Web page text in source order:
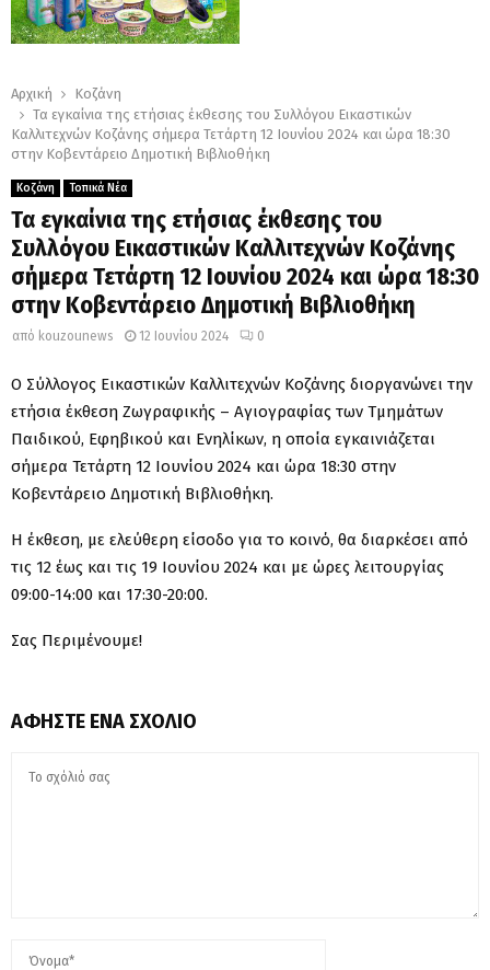
Αρχική
Κοζάνη
Τα εγκαίνια της ετήσιας έκθεσης του Συλλόγου Εικαστικών
Καλλιτεχνών Κοζάνης σήμερα Τετάρτη 12 Ιουνίου 2024 και ώρα 18:30
στην Κοβεντάρειο Δημοτική Βιβλιοθήκη
Κοζάνη Τοπικά Νέα
Τα εγκαίνια της ετήσιας έκθεσης του
Συλλόγου Εικαστικών Καλλιτεχνών Κοζάνης
σήμερα Τετάρτη 12 Ιουνίου 2024 και ώρα 18:30
στην Κοβεντάρειο Δημοτική Βιβλιοθήκη
από kouzounews 12 Ιουνίου 2024 0
Ο Σύλλογος Εικαστικών Καλλιτεχνών Κοζάνης διοργανώνει την
ετήσια έκθεση Ζωγραφικής – Αγιογραφίας των Τμημάτων
Παιδικού, Εφηβικού και Ενηλίκων, η οποία εγκαινιάζεται
σήμερα Τετάρτη 12 Ιουνίου 2024 και ώρα 18:30 στην
Κοβεντάρειο Δημοτική Βιβλιοθήκη.
Η έκθεση, με ελεύθερη είσοδο για το κοινό, θα διαρκέσει από
τις 12 έως και τις 19 Ιουνίου 2024 και με ώρες λειτουργίας
09:00-14:00 και 17:30-20:00.
Σας Περιμένουμε!
ΑΦΉΣΤΕ ΈΝΑ ΣΧΌΛΙΟ